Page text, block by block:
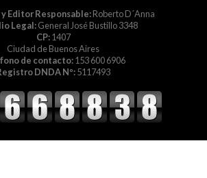
Editor Responsable:Roberto D´Anna
Legal:General José Bustillo 3348
CP:1407
Ciudad de Buenos Aires
de contacto:153 600 6906
DNDA Nº:5117493